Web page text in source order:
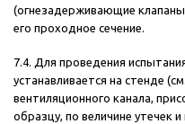
(огнезадерживающие
его проходное сечение.
7.4. Для проведения
устанавливается на стенде
вентиляционного канала,
образцу, по величине утечек